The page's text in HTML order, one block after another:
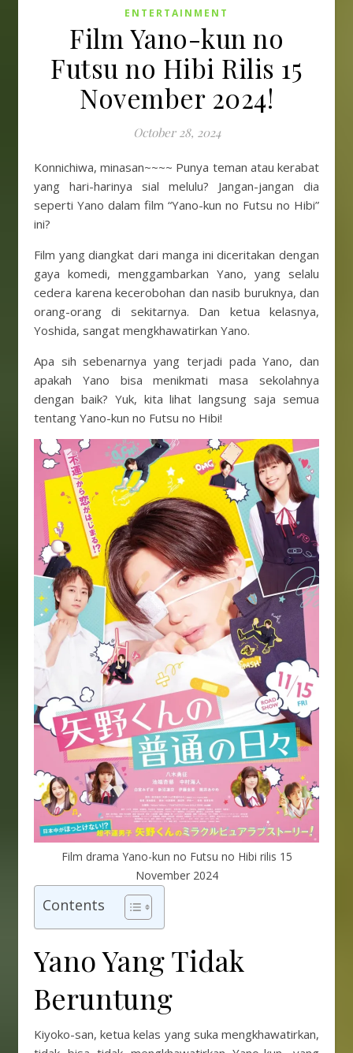
ENTERTAINMENT
Film Yano-kun no
Futsu no Hibi Rilis 15
November 2024!
October 28, 2024
Konnichiwa, minasan~~~~ Punya teman atau kerabat
yang hari-harinya sial melulu? Jangan-jangan dia
seperti Yano dalam film “Yano-kun no Futsu no Hibi”
ini?
Film yang diangkat dari manga ini diceritakan dengan
gaya komedi, menggambarkan Yano, yang selalu
cedera karena kecerobohan dan nasib buruknya, dan
orang-orang di sekitarnya. Dan ketua kelasnya,
Yoshida, sangat mengkhawatirkan Yano.
Apa sih sebenarnya yang terjadi pada Yano, dan
apakah Yano bisa menikmati masa sekolahnya
dengan baik? Yuk, kita lihat langsung saja semua
tentang Yano-kun no Futsu no Hibi!
Film drama Yano-kun no Futsu no Hibi rilis 15
November 2024
Contents
Yano Yang Tidak
Beruntung
Kiyoko-san, ketua kelas yang suka mengkhawatirkan,